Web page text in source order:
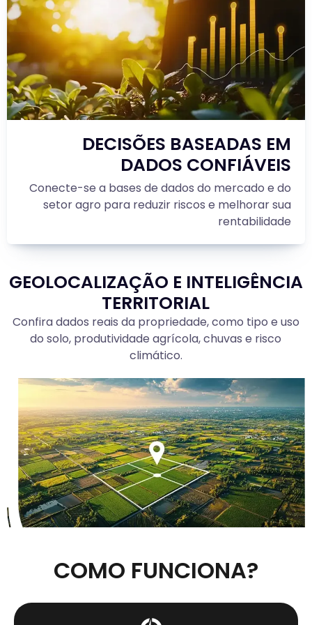
DECISÕES BASEADAS EM
DADOS CONFIÁVEIS
Conecte-se a bases de dados do mercado e do
setor agro para reduzir riscos e melhorar sua
rentabilidade
GEOLOCALIZAÇÃO E INTELIGÊNCIA
TERRITORIAL
Confira dados reais da propriedade, como tipo e uso
do solo, produtividade agrícola, chuvas e risco
climático.
COMO FUNCIONA?